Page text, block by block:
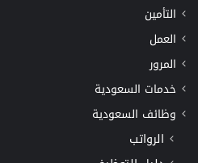
التأمين
العمل
المرور
خدمات السعودية
وظائف السعودية
الرواتب